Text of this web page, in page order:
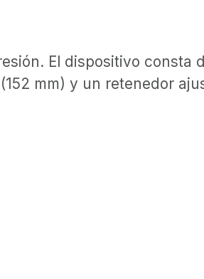
El dispositivo consta
mm) y un retenedor